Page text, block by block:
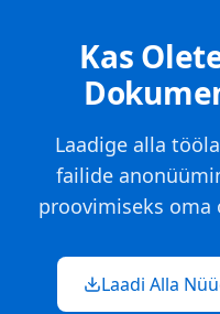
Kas
Laadige alla
failide
proovimiseks oma
Laadi Alla